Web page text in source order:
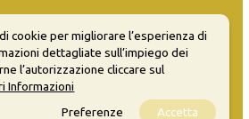
cookie per migliorare l’esperienza di
dettagliate sull’impiego dei
l’autorizzazione cliccare sul
Informazioni
Preferenze
Accetta